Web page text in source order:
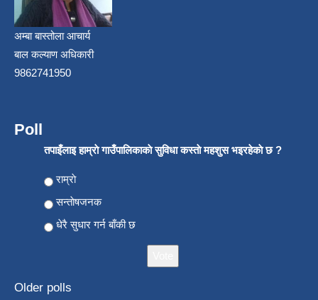
अम्बा बास्तोला आचार्य
बाल कल्याण अधिकारी
9862741950
Poll
तपाइँलाइ हाम्राे गाउँपालिकाकाे सुविधा कस्ताे महशुस भइरहेकाे छ ?
Choices
राम्राे
सन्ताेषजनक
धेरै सुधार गर्न बाँकी छ
Older polls